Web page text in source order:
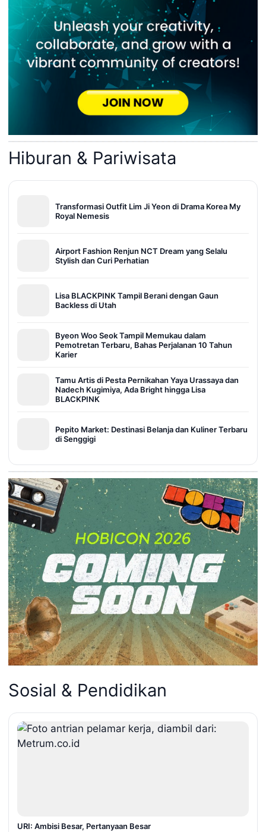
Hiburan & Pariwisata
Transformasi Outfit Lim Ji Yeon di Drama Korea My
Royal Nemesis
Airport Fashion Renjun NCT Dream yang Selalu
Stylish dan Curi Perhatian
Lisa BLACKPINK Tampil Berani dengan Gaun
Backless di Utah
Byeon Woo Seok Tampil Memukau dalam
Pemotretan Terbaru, Bahas Perjalanan 10 Tahun
Karier
Tamu Artis di Pesta Pernikahan Yaya Urassaya dan
Nadech Kugimiya, Ada Bright hingga Lisa
BLACKPINK
Pepito Market: Destinasi Belanja dan Kuliner Terbaru
di Senggigi
Sosial & Pendidikan
URI: Ambisi Besar, Pertanyaan Besar